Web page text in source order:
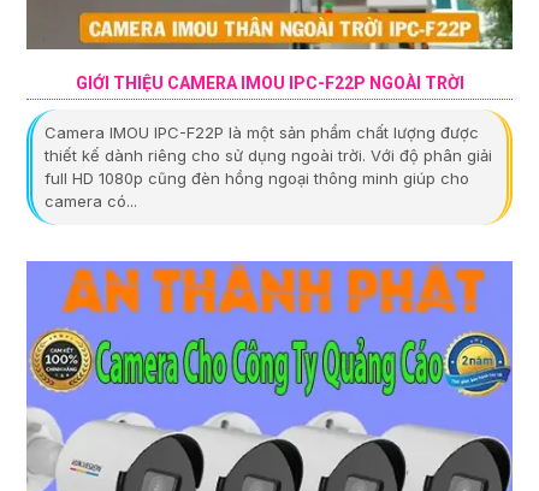
GIỚI THIỆU CAMERA IMOU IPC-F22P NGOÀI TRỜI
Camera IMOU IPC-F22P là một sản phẩm chất lượng được
thiết kế dành riêng cho sử dụng ngoài trời. Với độ phân giải
full HD 1080p cũng đèn hồng ngoại thông minh giúp cho
camera có...